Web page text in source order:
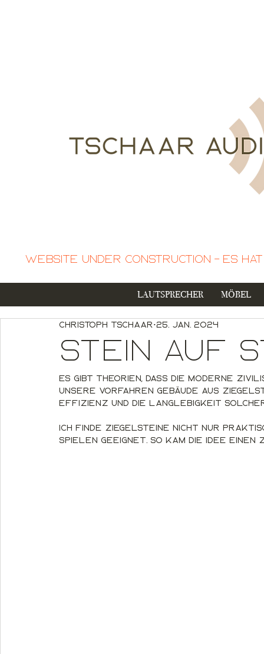
Website Under Construction – Es
LAUTSPRECHER MÖBEL
Stein auf
Christoph Tschaar 25. Jan. 2024
Es gibt Theorien, dass die moderne
unsere Vorfahren Gebäude aus
Effizienz und die Langlebigkeit
Ich finde Ziegelsteine nicht nur
Spielen geeignet. So kam die Idee einen